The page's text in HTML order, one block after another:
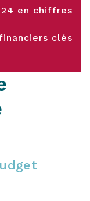
en chiffres
clés